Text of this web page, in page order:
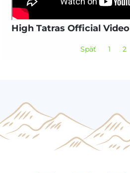
High Tatras Official Video
Späť 1 2